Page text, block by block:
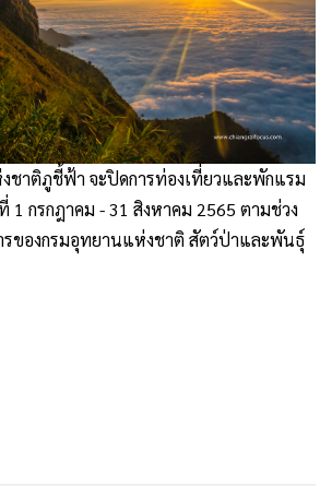
าติ​ภู​ชี้​ฟ้า จะปิดการท่องเที่ยวและพักแรม
กรกฎาคม​ -​ 31 สิงหาคม​ 2565 ตามช่วง
รของกรมอุทยานแห่งชาติ สัตว์ป่าและพันธุ์